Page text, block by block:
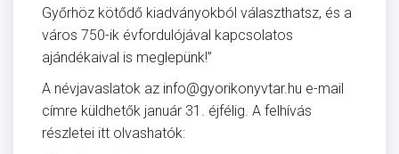
Győrhöz kötődő kiadványokból választhatsz, és a
város 750-ik évfordulójával kapcsolatos
ajándékaival is meglepünk!”
A névjavaslatok az info@gyorikonyvtar.hu e-mail
címre küldhetők január 31. éjfélig. A felhívás
részletei itt olvashatók: